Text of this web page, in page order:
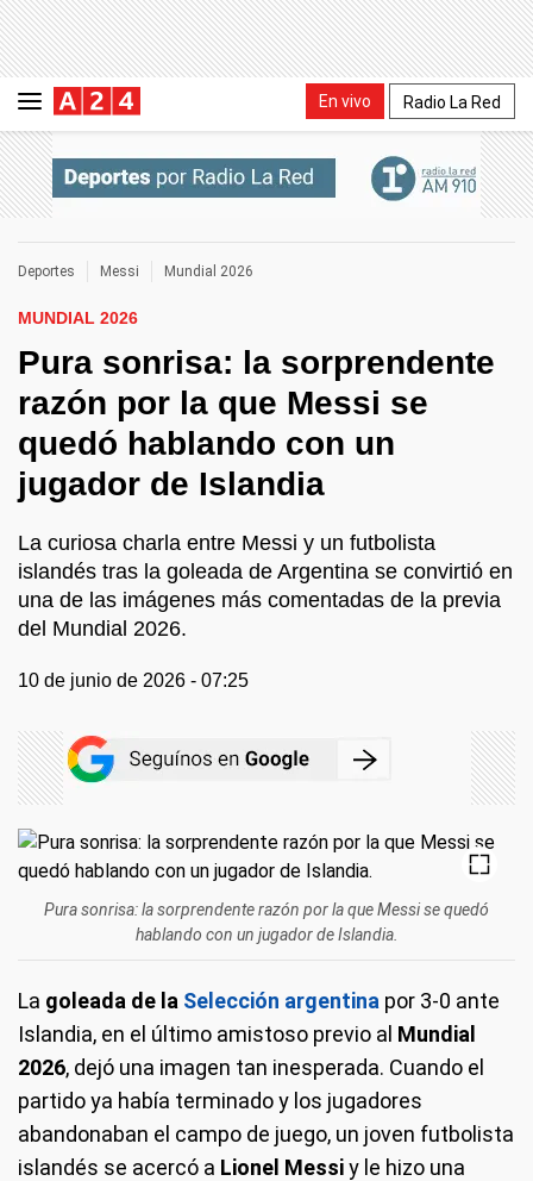
En vivo Radio La Red
Deportes Messi Mundial 2026
MUNDIAL 2026
Pura sonrisa: la sorprendente
razón por la que Messi se
quedó hablando con un
jugador de Islandia
La curiosa charla entre Messi y un futbolista
islandés tras la goleada de Argentina se convirtió en
una de las imágenes más comentadas de la previa
del Mundial 2026.
10 de junio de 2026 - 07:25
Pura sonrisa: la sorprendente razón por la que Messi se quedó
hablando con un jugador de Islandia.
La goleada de la Selección argentina por 3-0 ante
Islandia, en el último amistoso previo al Mundial
2026, dejó una imagen tan inesperada. Cuando el
partido ya había terminado y los jugadores
abandonaban el campo de juego, un joven futbolista
islandés se acercó a Lionel Messiy le hizo una